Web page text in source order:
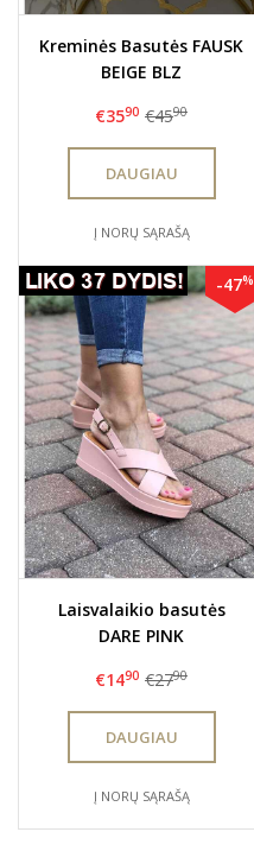
Kreminės Basutės FAUSK
BEIGE BLZ
€3590 €4590
DAUGIAU
Į NORŲ SĄRAŠĄ
-47%
Laisvalaikio basutės
DARE PINK
€1490 €2790
DAUGIAU
Į NORŲ SĄRAŠĄ